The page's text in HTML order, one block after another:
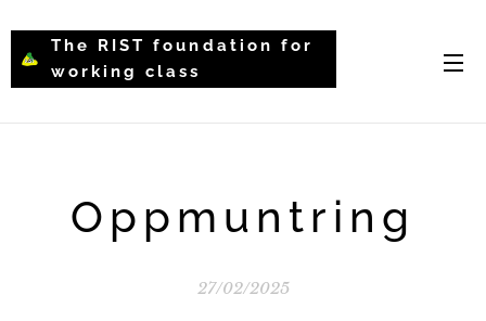
The RIST foundation for
working class
Oppmuntring
27/02/2025